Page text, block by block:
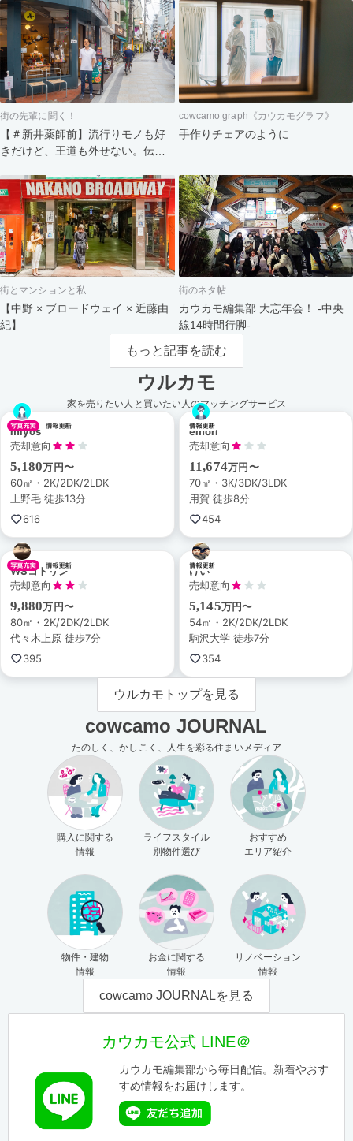
街の先輩に聞く！
【＃新井薬師前】流行りモノも好
きだけど、王道も外せない。伝統
cowcamo graph《カウカモグラフ》
手作りチェアのように
街とマンションと私
【中野 × ブロードウェイ × 近藤由
紀】
街のネタ帖
カウカモ編集部 大忘年会！ -中央
線14時間行脚-
もっと記事を読む
ウルカモ
家を売りたい人と買いたい人のマッチングサービス
miyos
売却意向
5,180万円〜
60㎡・2K/2DK/2LDK
上野毛 徒歩13分
616
emori
売却意向
11,674万円〜
70㎡・3K/3DK/3LDK
用賀 徒歩8分
454
WSコトリン
売却意向
9,880万円〜
80㎡・2K/2DK/2LDK
代々木上原 徒歩7分
395
けい
売却意向
5,145万円〜
54㎡・2K/2DK/2LDK
駒沢大学 徒歩7分
354
ウルカモトップを見る
cowcamo JOURNAL
たのしく、かしこく、人生を彩る住まいメディア
購入に関する
情報
ライフスタイル
別物件選び
おすすめ
エリア紹介
物件・建物
情報
お金に関する
情報
リノベーション
情報
cowcamo JOURNALを見る
カウカモ公式 LINE＠
カウカモ編集部から毎日配信。新着やおす
すめ情報をお届けします。